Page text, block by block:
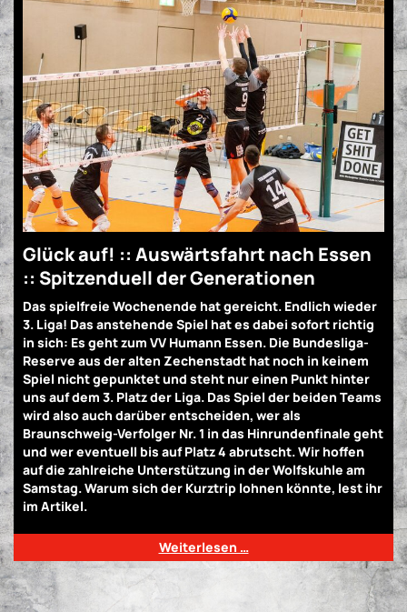
Glück auf! :: Auswärtsfahrt nach Essen
:: Spitzenduell der Generationen
Das spielfreie Wochenende hat gereicht. Endlich wieder
3. Liga! Das anstehende Spiel hat es dabei sofort richtig
in sich: Es geht zum VV Humann Essen. Die Bundesliga-
Reserve aus der alten Zechenstadt hat noch in keinem
Spiel nicht gepunktet und steht nur einen Punkt hinter
uns auf dem 3. Platz der Liga. Das Spiel der beiden Teams
wird also auch darüber entscheiden, wer als
Braunschweig-Verfolger Nr. 1 in das Hinrundenfinale geht
und wer eventuell bis auf Platz 4 abrutscht. Wir hoffen
auf die zahlreiche Unterstützung in der Wolfskuhle am
Samstag. Warum sich der Kurztrip lohnen könnte, lest ihr
im Artikel.
Weiterlesen …